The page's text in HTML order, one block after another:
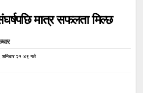
मात्र सफलता मिल्छ
२१:४९ गते